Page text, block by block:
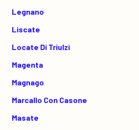
Legnano
Liscate
Locate Di Triulzi
Magenta
Magnago
Marcallo Con Casone
Masate